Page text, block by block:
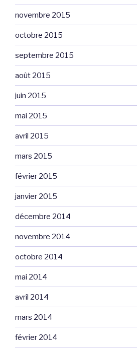
novembre 2015
octobre 2015
septembre 2015
août 2015
juin 2015
mai 2015
avril 2015
mars 2015
février 2015
janvier 2015
décembre 2014
novembre 2014
octobre 2014
mai 2014
avril 2014
mars 2014
février 2014